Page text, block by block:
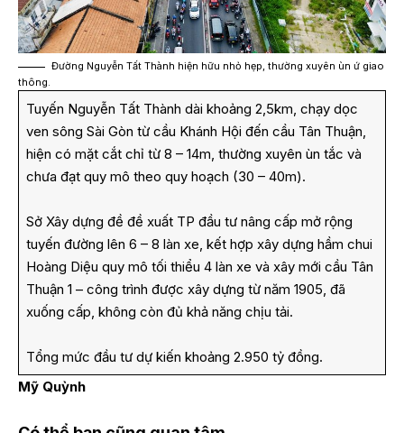
Đường Nguyễn Tất Thành hiện hữu nhỏ hẹp, thường xuyên ùn ứ giao
thông.
Tuyến Nguyễn Tất Thành dài khoảng 2,5km, chạy dọc
ven sông Sài Gòn từ cầu Khánh Hội đến cầu Tân Thuận,
hiện có mặt cắt chỉ từ 8 – 14m, thường xuyên ùn tắc và
chưa đạt quy mô theo quy hoạch (30 – 40m).
Sở Xây dựng đề đề xuất TP đầu tư nâng cấp mở rộng
tuyến đường lên 6 – 8 làn xe, kết hợp xây dựng hầm chui
Hoàng Diệu quy mô tối thiểu 4 làn xe và xây mới cầu Tân
Thuận 1 – công trình được xây dựng từ năm 1905, đã
xuống cấp, không còn đủ khả năng chịu tải.
Tổng mức đầu tư dự kiến khoảng 2.950 tỷ đồng.
Mỹ Quỳnh